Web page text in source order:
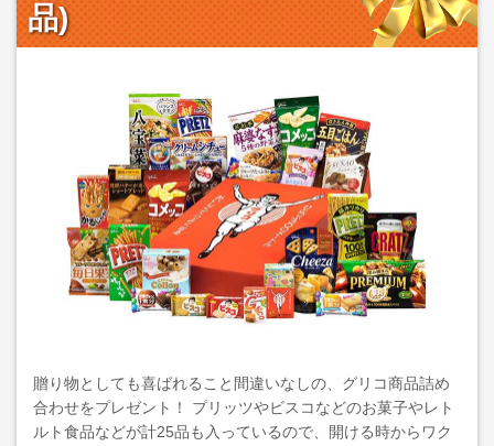
品)
贈り物としても喜ばれること間違いなしの、グリコ商品詰め
合わせをプレゼント！ プリッツやビスコなどのお菓子やレト
ルト食品などが計25品も入っているので、開ける時からワク